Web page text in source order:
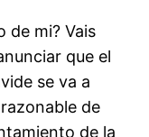
de mi? Vais
que el
se va a
de
de la